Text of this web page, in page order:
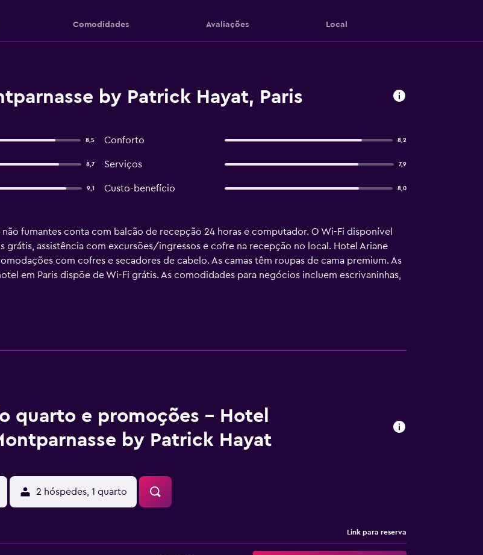
Comodidades Avaliações Local
by Patrick Hayat, Paris
8,5 Conforto 8,2
8,7 Serviços 7,9
9,1 Custo-benefício 8,0
fumantes conta com balcão de recepção 24 horas e computador. O Wi-Fi disponível
grátis, assistência com excursões/ingressos e cofre na recepção no local. Hotel Ariane
com cofres e secadores de cabelo. As camas têm roupas de cama premium. As
em Paris dispõe de Wi-Fi grátis. As comodidades para negócios incluem escrivaninhas,
apresentam produtos de toalete de cortesia e ventilador portátil. O serviço de
ferros/tábuas de passar roupa podem ser requisitadas.
quarto e promoções - Hotel
by Patrick Hayat
2 hóspedes, 1 quarto
Link para reserva